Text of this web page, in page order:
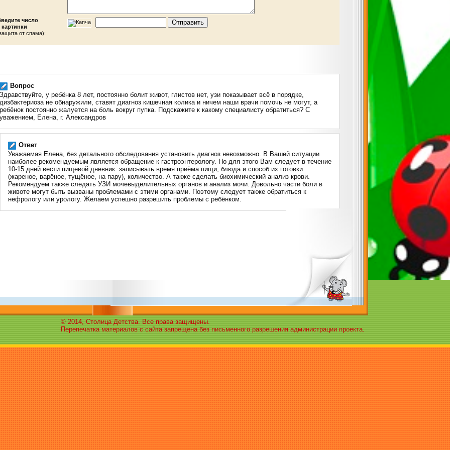
число
картинки
от спама):
Вопрос
Здравствуйте, у ребёнка 8 лет, постоянно болит живот, глистов нет, узи показывает всё в порядке,
дизбактериоза не обнаружили, ставят диагноз кишечная колика и ничем наши врачи помочь не могут, а
ребёнок постоянно жалуется на боль вокруг пупка. Подскажите к какому специалисту обратиться? С
уважением, Елена, г. Александров
Ответ
Уважаемая Елена, без детального обследования установить диагноз невозможно. В Вашей ситуации
наиболее рекомендуемым является обращение к гастроэнтерологу. Но для этого Вам следует в течение
10-15 дней вести пищевой дневник: записывать время приёма пищи, блюда и способ их готовки
(жареное, варёное, тущёное, на пару), количество. А также сделать биохимический анализ крови.
Рекомендуем также следать УЗИ мочевыделительных органов и анализ мочи. Довольно части боли в
животе могут быть вызваны проблемами с этими органами. Поэтому следует также обратиться к
нефрологу или урологу. Желаем успешно разрешить проблемы с ребёнком.
© 2014, Столица Детства. Все права защищены.
Перепечатка материалов с сайта запрещена без письменного разрешения администрации проекта.